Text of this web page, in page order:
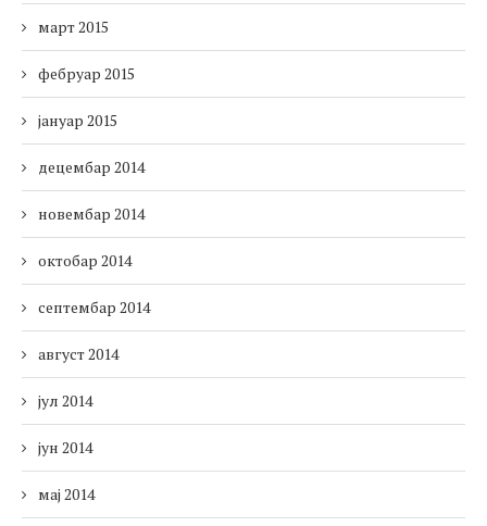
март 2015
фебруар 2015
јануар 2015
децембар 2014
новембар 2014
октобар 2014
септембар 2014
август 2014
јул 2014
јун 2014
мај 2014